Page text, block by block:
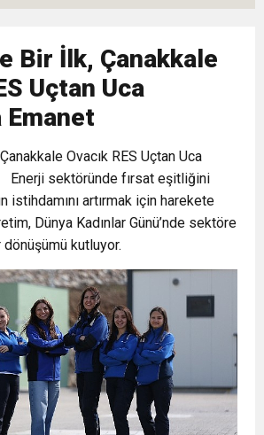
Siyasi Saldırının
Türkmen mi Var?
TAMEV ile İyilik ve Dayanışma
Tartışmalı İnşaat Meclis
“Cumhurbaşkanı Kararnamesi
Yakından Tanıdığı İsim:
Torbalı Yolunda
Bir İlk, Çanakkale
Uçtan Uca
Emanet
Ovacık RES Uçtan Uca
Enerji sektöründe fırsat eşitliğini
istihdamını artırmak için harekete
Dünya Kadınlar Günü’nde sektöre
kutluyor.